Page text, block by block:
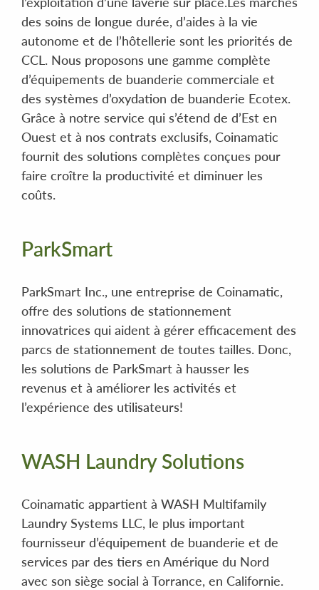
des soins de longue durée, d’aides à la vie
autonome et de l’hôtellerie sont les priorités de
CCL. Nous proposons une gamme complète
d’équipements de buanderie commerciale et
des systèmes d’oxydation de buanderie Ecotex.
Grâce à notre service qui s’étend de d’Est en
Ouest et à nos contrats exclusifs, Coinamatic
fournit des solutions complètes conçues pour
faire croître la productivité et diminuer les
coûts.
ParkSmart
ParkSmart Inc., une entreprise de Coinamatic,
offre des solutions de stationnement
innovatrices qui aident à gérer efficacement des
parcs de stationnement de toutes tailles. Donc,
les solutions de ParkSmart à hausser les
revenus et à améliorer les activités et
l’expérience des utilisateurs!
WASH Laundry Solutions
Coinamatic appartient à WASH Multifamily
Laundry Systems LLC, le plus important
fournisseur d’équipement de buanderie et de
services par des tiers en Amérique du Nord
avec son siège social à Torrance, en Californie.